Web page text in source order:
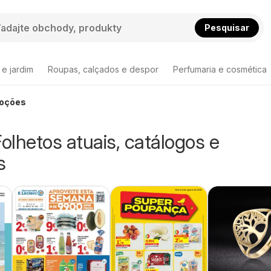
Pesquisar
jardim Roupas, calçados e despor Perfumaria e cosmética
atuais, catálogos e